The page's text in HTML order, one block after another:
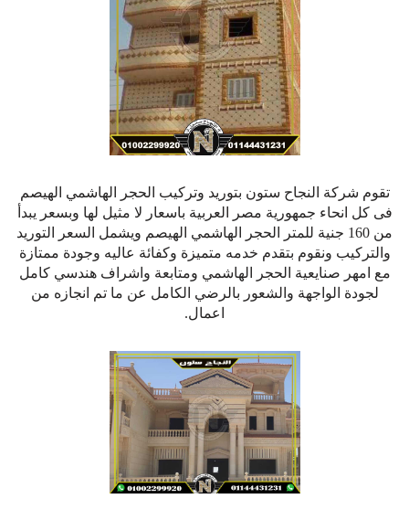
تقوم شركة النجاح ستون بتوريد وتركيب الحجر الهاشمي الهيصم
فى كل انحاء جمهورية مصر العربية باسعار لا مثيل لها وبسعر يبدأ
من 160 جنية للمتر الحجر الهاشمي الهيصم ويشمل السعر التوريد
والتركيب ونقوم بتقدم خدمه متميزة وكفائة عاليه وجودة ممتازة
مع امهر صنايعية الحجر الهاشمي ومتابعة واشراف هندسي كامل
لجودة الواجهة والشعور بالرضي الكامل عن ما تم انجازه من
اعمال.